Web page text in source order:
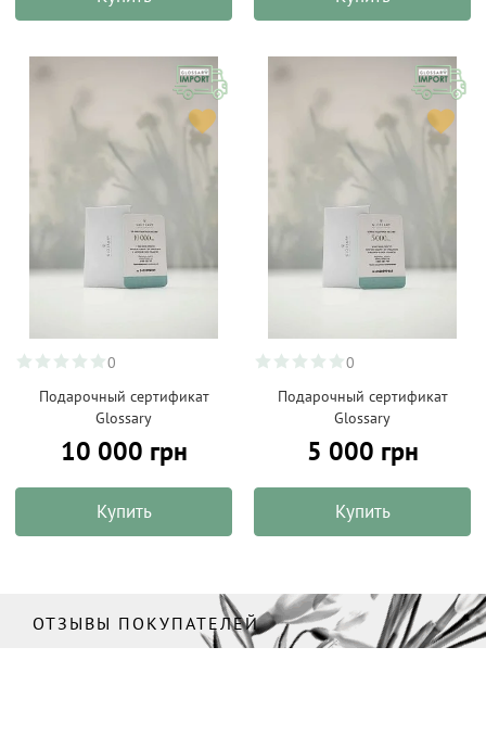
0
Подарочный сертификат
Glossary
10 000 грн
Купить
0
Подарочный сертификат
Glossary
5 000 грн
Купить
ОТЗЫВЫ ПОКУПАТЕЛЕЙ